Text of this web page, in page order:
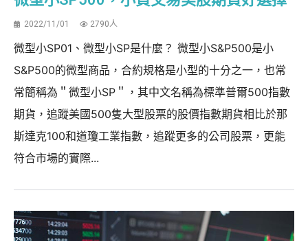
2022/11/01 2790人
微型小SP01、微型小SP是什麼？ 微型小S&P500是小
S&P500的微型商品，合約規格是小型的十分之一，也常
常簡稱為＂微型小SP＂，其中文名稱為標準普爾500指數
期貨，追蹤美國500隻大型股票的股價指數期貨相比於那
斯達克100和道瓊工業指數，追蹤更多的公司股票，更能
符合市場的實際...